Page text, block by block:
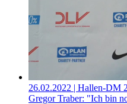
26.02.2022 | Hallen-DM
Gregor Traber: "Ich bin